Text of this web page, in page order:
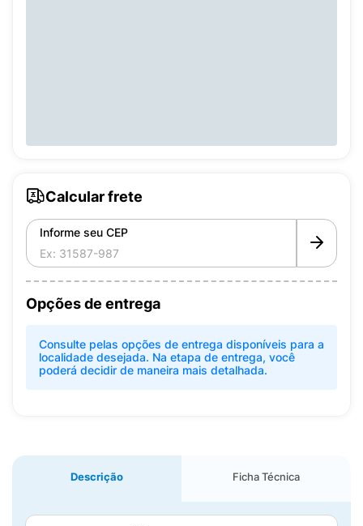
Calcular frete
Informe seu CEP
Opções de entrega
Consulte pelas opções de entrega disponíveis para a
localidade desejada. Na etapa de entrega, você
poderá decidir de maneira mais detalhada.
Descrição Ficha Técnica